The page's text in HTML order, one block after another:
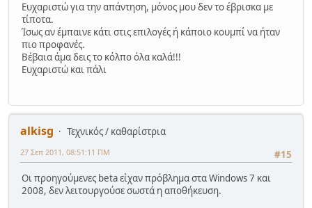
Ευχαριστώ για την απάντηση, μόνος μου δεν το έβρισκα με
τίποτα.
Ίσως αν έμπαινε κάτι στις επιλογές ή κάποιο κουμπί να ήταν
πιο προφανές.
Βέβαια άμα δεις το κόλπο όλα καλά!!!
Ευχαριστώ και πάλι
alkisg
Τεχνικός / καθαρίστρια
#15
27 Σεπ 2011, 08:51:11 ΠΜ
Οι προηγούμενες beta είχαν πρόβλημα στα Windows 7 και
2008, δεν λειτουργούσε σωστά η αποθήκευση.